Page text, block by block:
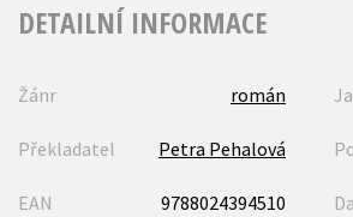
DETAILNÍ INFORMACE
Žánr román
Překladatel Petra Pehalová
EAN 9788024394510